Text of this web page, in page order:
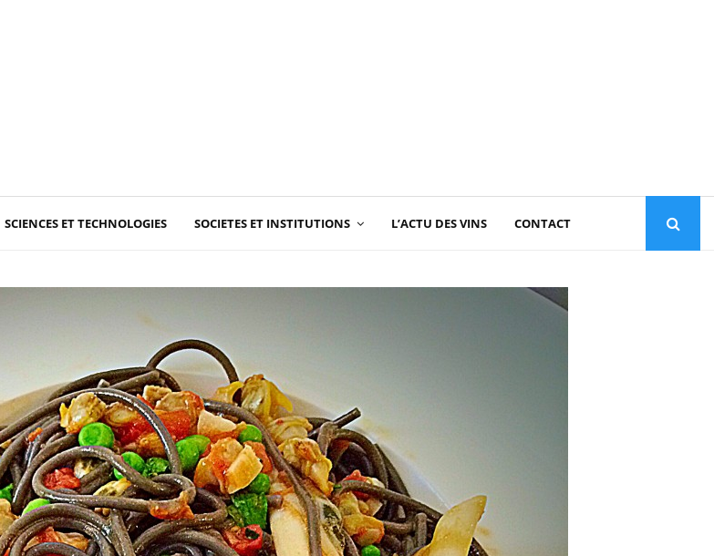
SCIENCES ET TECHNOLOGIES SOCIETES ET INSTITUTIONS L’ACTU DES VINS CONTACT